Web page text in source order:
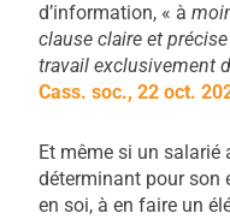
d’information, « à
clause claire et
travail exclusivement
Cass. soc., 22 oct.
Et même si un salarié
déterminant pour son
en soi, à en faire un